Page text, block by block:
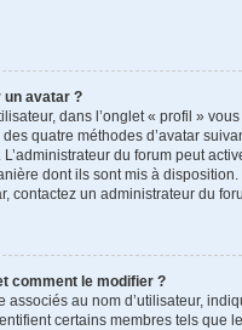
un avatar ?
dans l’onglet « profil »
quatre méthodes d’avatar
du forum peut
dont ils sont mis à disposition.
contactez un administrateur du
comment le modifier ?
associés au nom d’utilisateur,
certains membres tels que